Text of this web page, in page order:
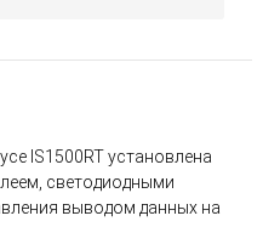
IS1500RT установлена
светодиодными
выводом данных на